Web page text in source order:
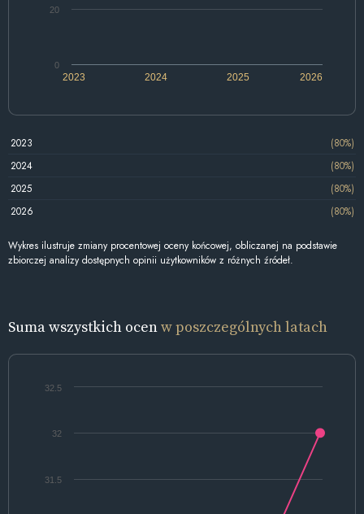
2024 2026
2023 2025
0
20
2023
(80%)
2024
(80%)
2025
(80%)
2026
(80%)
Wykres ilustruje zmiany procentowej oceny końcowej, obliczanej na podstawie
zbiorczej analizy dostępnych opinii użytkowników z różnych źródeł.
Suma wszystkich ocenw poszczególnych latach
31.5
32
32.5